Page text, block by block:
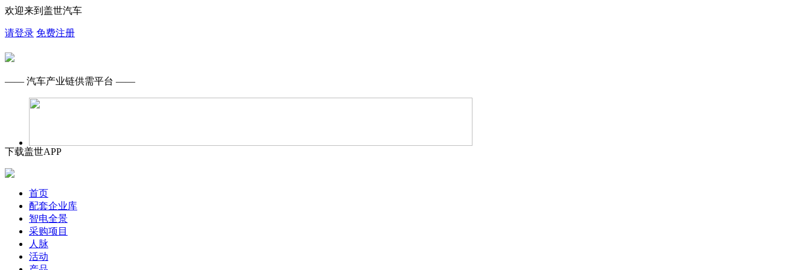
欢迎来到盖世汽车
请登录 免费注册
—— 汽车产业链供需平台 ——
下载盖世APP
首页
配套企业库
智电全景
采购项目
人脉
活动